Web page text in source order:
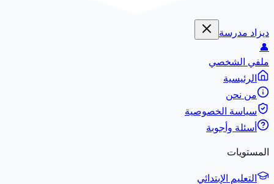
ديزاد مدرسة
👤
ملفي الشخصي
الرئيسية
من نحن
سياسة الخصوصية
أسئلة وأجوبة
المستويات
التعليم الإبتدائي